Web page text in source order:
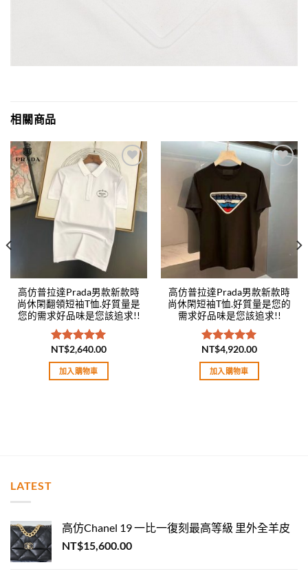
相關商品
Add to
wishlist
高仿普拉達Prada男款新款時
尚休閑翻領短袖T恤.好質量是
您的需求好品味是您該追求!!
評分5.00
滿分 5
NT$2,640.00
加入購物車
wishlist
高仿普拉達Prada男款新款時
尚休閑短袖T恤.好質量是您的
需求好品味是您該追求!!
評分5.00
滿分 5
NT$4,920.00
加入購物車
LATEST
高仿Chanel 19 一比一復刻最高等級 里外全羊皮
NT$15,600.00